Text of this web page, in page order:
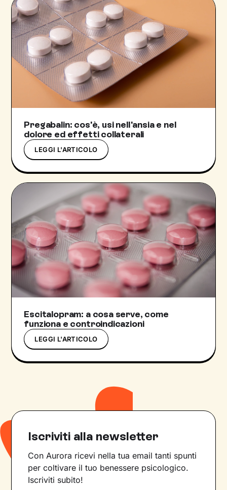
Pregabalin: cos'è, usi nell'ansia e nel
dolore ed effetti collaterali
LEGGI L'ARTICOLO
Escitalopram: a cosa serve, come
funziona e controindicazioni
LEGGI L'ARTICOLO
Iscriviti alla newsletter
Con Aurora ricevi nella tua email tanti spunti
per coltivare il tuo benessere psicologico.
Iscriviti subito!